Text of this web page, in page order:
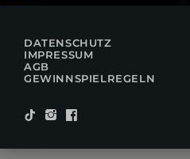
DATENSCHUTZ
IMPRESSUM
AGB
GEWINNSPIELREGELN